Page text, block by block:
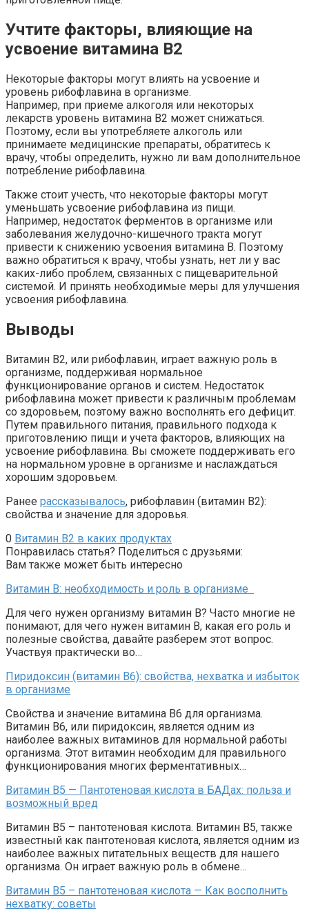
Учтите факторы, влияющие на
усвоение витамина B2
Некоторые факторы могут влиять на усвоение и
уровень рибофлавина в организме.
Например, при приеме алкоголя или некоторых
лекарств уровень витамина B2 может снижаться.
Поэтому, если вы употребляете алкоголь или
принимаете медицинские препараты, обратитесь к
врачу, чтобы определить, нужно ли вам дополнительное
потребление рибофлавина.
Также стоит учесть, что некоторые факторы могут
уменьшать усвоение рибофлавина из пищи.
Например, недостаток ферментов в организме или
заболевания желудочно-кишечного тракта могут
привести к снижению усвоения витамина B. Поэтому
важно обратиться к врачу, чтобы узнать, нет ли у вас
каких-либо проблем, связанных с пищеварительной
системой. И принять необходимые меры для улучшения
усвоения рибофлавина.
Выводы
Витамин B2, или рибофлавин, играет важную роль в
организме, поддерживая нормальное
функционирование органов и систем. Недостаток
рибофлавина может привести к различным проблемам
со здоровьем, поэтому важно восполнять его дефицит.
Путем правильного питания, правильного подхода к
приготовлению пищи и учета факторов, влияющих на
усвоение рибофлавина. Вы сможете поддерживать его
на нормальном уровне в организме и наслаждаться
хорошим здоровьем.
Ранее рассказывалось, рибофлавин (витамин B2):
свойства и значение для здоровья.
0 Витамин B2 в каких продуктах
Понравилась статья? Поделиться с друзьями:
Вам также может быть интересно
Витамин B: необходимость и роль в организме
Для чего нужен организму витамин B? Часто многие не
понимают, для чего нужен витамин B, какая его роль и
полезные свойства, давайте разберем этот вопрос.
Участвуя практически во…
Пиридоксин (витамин B6): свойства, нехватка и избыток
в организме
Свойства и значение витамина В6 для организма.
Витамин В6, или пиридоксин, является одним из
наиболее важных витаминов для нормальной работы
организма. Этот витамин необходим для правильного
функционирования многих ферментативных…
Витамин В5 — Пантотеновая кислота в БАДах: польза и
возможный вред
Витамин В5 – пантотеновая кислота. Витамин В5, также
известный как пантотеновая кислота, является одним из
наиболее важных питательных веществ для нашего
организма. Он играет важную роль в обмене…
Витамин В5 – пантотеновая кислота — Как восполнить
нехватку: советы